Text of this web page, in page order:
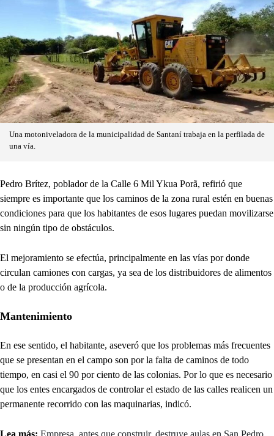
Una motoniveladora de la municipalidad de Santaní trabaja en la perfilada de
una vía.
Pedro Brítez, poblador de la Calle 6 Mil Ykua Porã, refirió que
siempre es importante que los caminos de la zona rural estén en buenas
condiciones para que los habitantes de esos lugares puedan movilizarse
sin ningún tipo de obstáculos.
El mejoramiento se efectúa, principalmente en las vías por donde
circulan camiones con cargas, ya sea de los distribuidores de alimentos
o de la producción agrícola.
Mantenimiento
En ese sentido, el habitante, aseveró que los problemas más frecuentes
que se presentan en el campo son por la falta de caminos de todo
tiempo, en casi el 90 por ciento de las colonias. Por lo que es necesario
que los entes encargados de controlar el estado de las calles realicen un
permanente recorrido con las maquinarias, indicó.
Lea más: Empresa, antes que construir, destruye aulas en San Pedro